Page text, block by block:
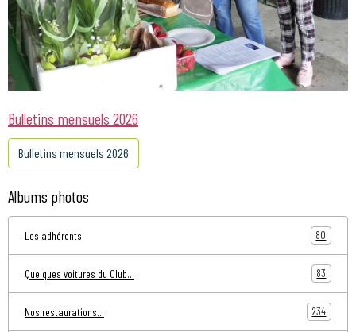
Bulletins mensuels 2026
Bulletins mensuels 2026
Albums photos
Les adhérents 80
Quelques voitures du Club... 83
Nos restaurations... 234